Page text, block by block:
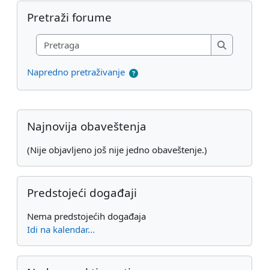
Preskoči Pretraži forume
Pretraži forume
Pretraga
Pretraga
Napredno pretraživanje
Dodatni blokovi
Preskoči Najnovija obaveštenja
Najnovija obaveštenja
(Nije objavljeno još nije jedno obaveštenje.)
Preskoči Predstojeći događaji
Predstojeći događaji
Nema predstojećih događaja
Idi na kalendar...
Preskoči Nedavne aktivnosti